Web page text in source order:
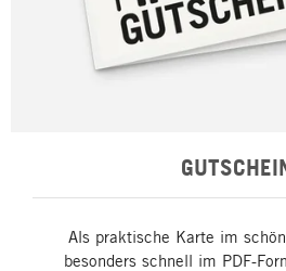
Als praktische Karte im
besonders schnell im PDF-